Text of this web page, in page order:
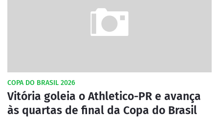
COPA DO BRASIL 2026
Vitória goleia o Athletico-PR e avança
às quartas de final da Copa do Brasil